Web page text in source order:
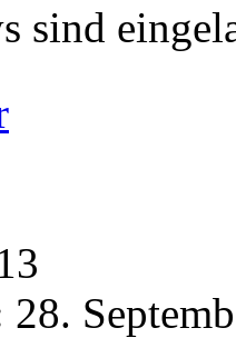
sind
28.